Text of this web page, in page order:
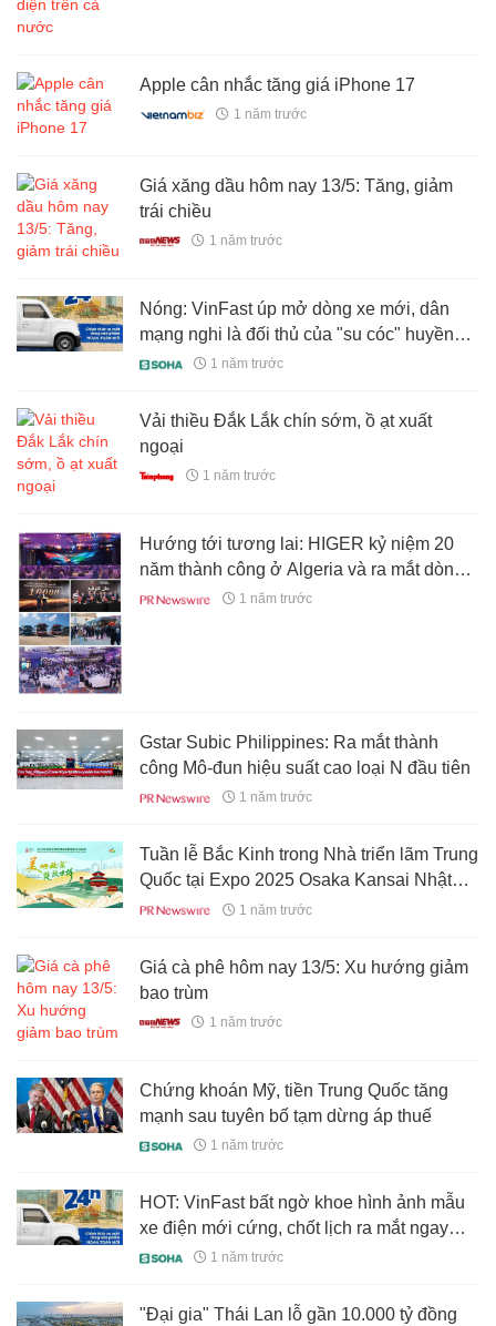
Apple cân nhắc tăng giá iPhone 17
1 năm trước
Giá xăng dầu hôm nay 13/5: Tăng, giảm
trái chiều
1 năm trước
Nóng: VinFast úp mở dòng xe mới, dân
mạng nghi là đối thủ của "su cóc" huyền
thoại
1 năm trước
Vải thiều Đắk Lắk chín sớm, ồ ạt xuất
ngoại
1 năm trước
Hướng tới tương lai: HIGER kỷ niệm 20
năm thành công ở Algeria và ra mắt dòng
xe V Series mới1 năm trước
Gstar Subic Philippines: Ra mắt thành
công Mô-đun hiệu suất cao loại N đầu tiên
1 năm trước
Tuần lễ Bắc Kinh trong Nhà triển lãm Trung
Quốc tại Expo 2025 Osaka Kansai Nhật
Bản chính thức diễn ra
1 năm trước
Giá cà phê hôm nay 13/5: Xu hướng giảm
bao trùm
1 năm trước
Chứng khoán Mỹ, tiền Trung Quốc tăng
mạnh sau tuyên bố tạm dừng áp thuế
1 năm trước
HOT: VinFast bất ngờ khoe hình ảnh mẫu
xe điện mới cứng, chốt lịch ra mắt ngay
ngày mai1 năm trước
"Đại gia" Thái Lan lỗ gần 10.000 tỷ đồng